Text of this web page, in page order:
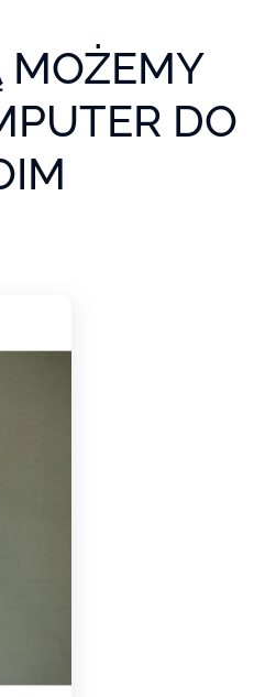
MOŻEMY
DO